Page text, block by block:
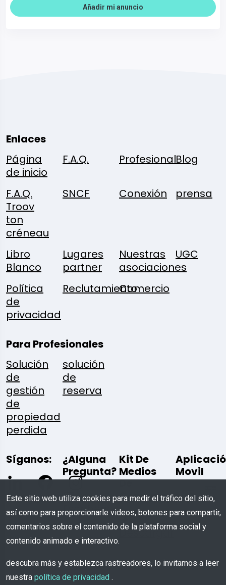
Añadir mi anuncio
Enlaces
Página
de inicio
F.A.Q. ProfesionalBlog
F.A.Q.
Troov
ton
créneau
SNCF Conexión prensa
Libro
Blanco
Lugares
partner
Nuestras
asociaciones
UGC
Política
de
privacidad
ReclutamientoComercio
Para Profesionales
Solución
de
gestión
de
propiedad
perdida
solución
de
reserva
Síganos:
¿Alguna
Pregunta?
Escríbenos
Kit De
Medios
De
Comunicación
Descargar
Movil
Este sitio web utiliza cookies para medir el tráfico del sitio,
así como para proporcionarle videos, botones para compartir,
comentarios sobre el contenido de la plataforma social y
contenido animado e interactivo.
descubra más y establezca rastreadores, lo invitamos a leer
nuestra política de privacidad .